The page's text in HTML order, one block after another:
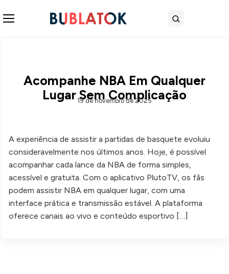
Buscar
Acompanhe NBA Em Qualquer
Lugar Sem Complicação
19 de novembro de 2025
A experiência de assistir a partidas de basquete evoluiu
consideravelmente nos últimos anos. Hoje, é possível
acompanhar cada lance da NBA de forma simples,
acessível e gratuita. Com o aplicativo PlutoTV, os fãs
podem assistir NBA em qualquer lugar, com uma
interface prática e transmissão estável. A plataforma
oferece canais ao vivo e conteúdo esportivo […]